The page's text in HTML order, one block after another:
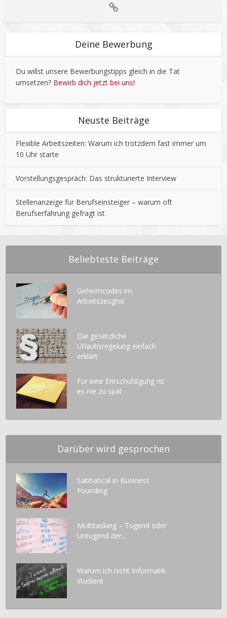
Deine Bewerbung
Du willst unsere Bewerbungstipps gleich in die Tat
umsetzen? Bewirb dich jetzt bei uns!
Neuste Beiträge
Flexible Arbeitszeiten: Warum ich trotzdem fast immer um
10 Uhr starte
Vorstellungsgespräch: Das strukturierte Interview
Stellenanzeige für Berufseinsteiger – warum oft
Berufserfahrung gefragt ist
Beliebteste Beiträge
Geheimcodes im
Arbeitszeugnis
Die gesetzliche
Urlaubsregelung einfach
erklärt
Für eine Entschuldigung ist
es nie zu spät
Darüber wird gesprochen
Sabbatical in Business
Founding
Multitasking – Tugend oder
Untugend der...
Warum ich nicht Informatik
studiere